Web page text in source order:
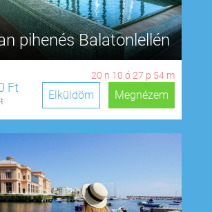
pihenés Balatonlellén
20 n 10 ó 27 p 54 m
Ft
Megnézem
Elküldöm